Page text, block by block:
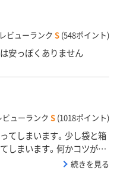
レビューランク S (548ポイント)
安っぽくありません
ビューランク S (1018ポイント)
てしまいます。少し袋と箱
しまいます。何かコツがあ
続きを見る